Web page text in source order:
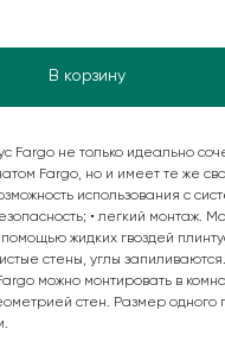
В корзину
Fargo не только идеально
Fargo, но и имеет те же
использования с
• легкий монтаж.
помощью жидких гвоздей
стены, углы
можно монтировать в
стен. Размер одного